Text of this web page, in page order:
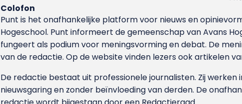
Colofon
Punt is het onafhankelijke platform voor nieuws en
Hoge­school. Punt informeert de gemeenschap van Avans
fungeert als podium voor meningsvorming en debat. De
van de redactie. Op de website vinden lezers ook artikelen
De redactie bestaat uit professionele journalisten. Zij werken
nieuwsgaring en zonder beïnvloeding van derden. De